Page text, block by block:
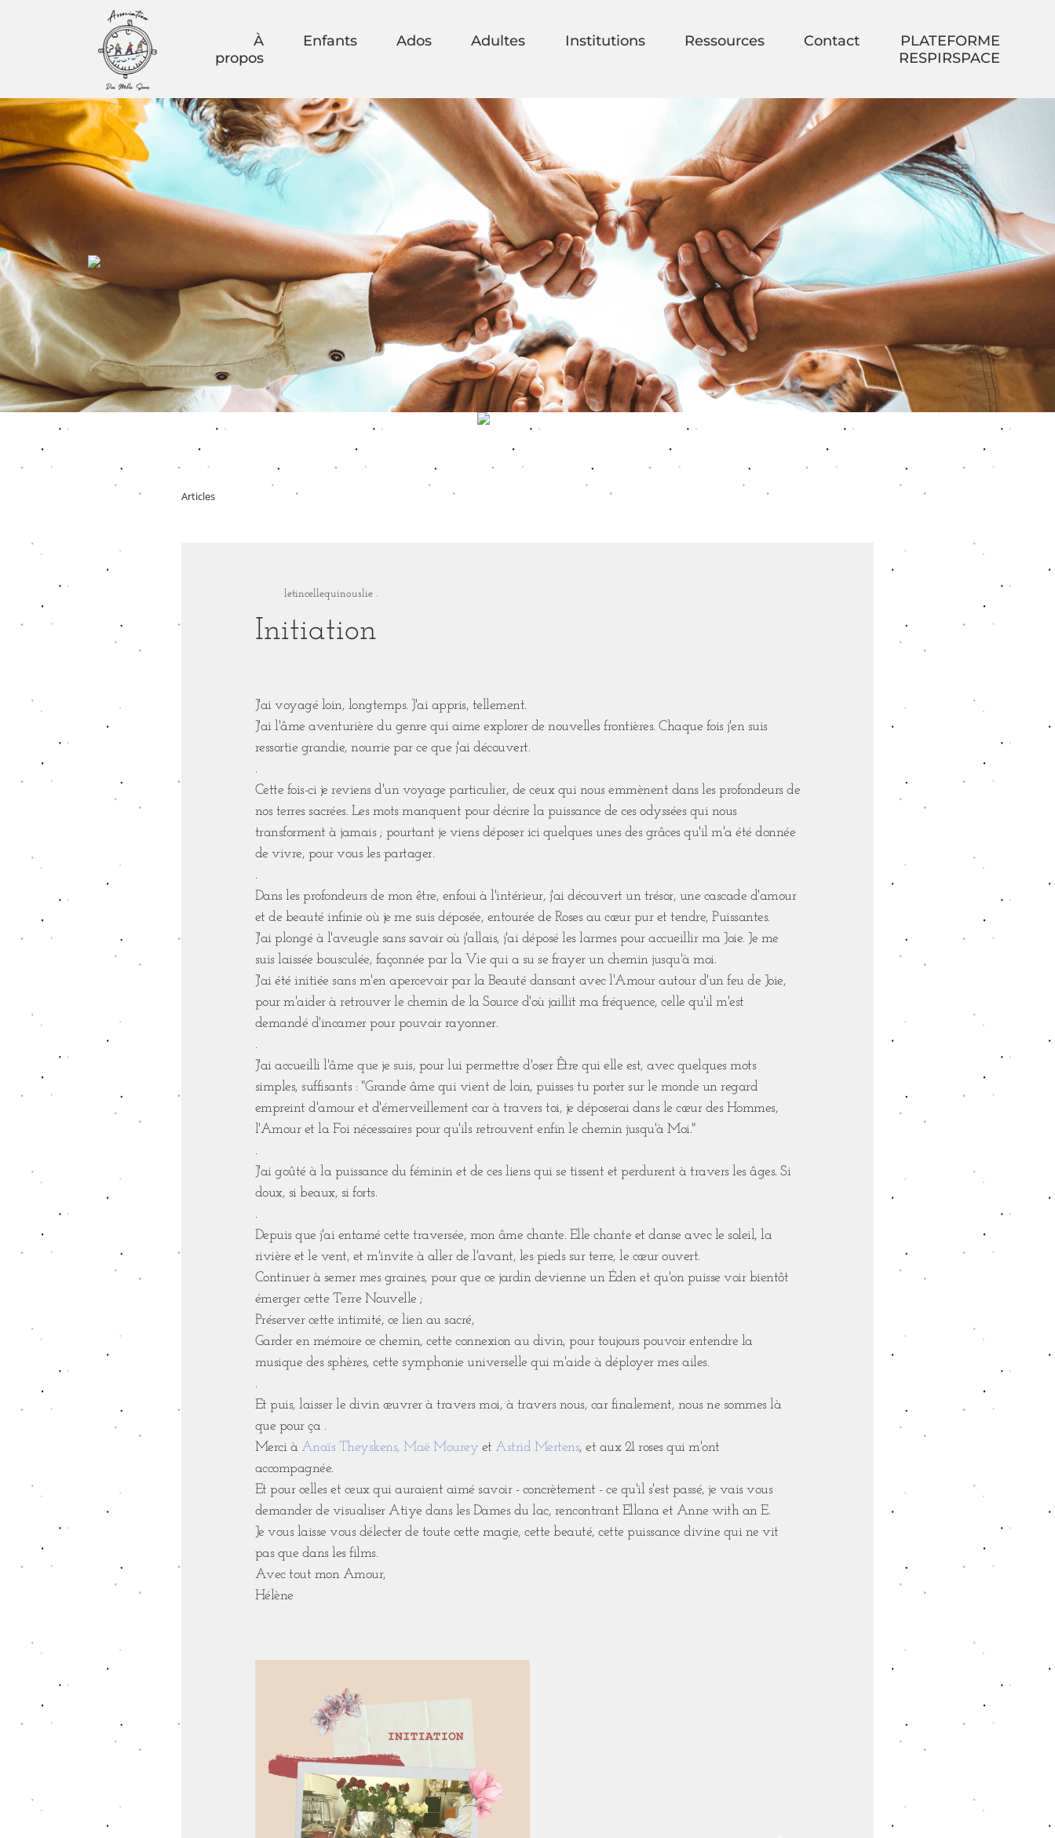
À
propos
Enfants Ados Adultes Institutions Ressources Contact
PLATEFORME
RESPIRSPACE
Articles
letincellequinouslie .
Initiation
J'ai voyagé loin, longtemps. J'ai appris, tellement.
J'ai l'âme aventurière du genre qui aime explorer de nouvelles frontières. Chaque fois j'en suis
ressortie grandie, nourrie par ce que j'ai découvert.
.
Cette fois-ci je reviens d'un voyage particulier, de ceux qui nous emmènent dans les profondeurs de
nos terres sacrées. Les mots manquent pour décrire la puissance de ces odyssées qui nous
transforment à jamais ; pourtant je viens déposer ici quelques unes des grâces qu'il m'a été donnée
de vivre, pour vous les partager.
.
Dans les profondeurs de mon être, enfoui à l'intérieur, j'ai découvert un trésor, une cascade d'amour
et de beauté infinie où je me suis déposée, entourée de Roses au cœur pur et tendre, Puissantes.
J'ai plongé à l'aveugle sans savoir où j'allais, j'ai déposé les larmes pour accueillir ma Joie. Je me
suis laissée bousculée, façonnée par la Vie qui a su se frayer un chemin jusqu'à moi.
J'ai été initiée sans m'en apercevoir par la Beauté dansant avec l'Amour autour d'un feu de Joie,
pour m'aider à retrouver le chemin de la Source d'où jaillit ma fréquence, celle qu'il m'est
demandé d'incarner pour pouvoir rayonner.
.
J'ai accueilli l'âme que je suis, pour lui permettre d'oser Être qui elle est, avec quelques mots
simples, suffisants : "Grande âme qui vient de loin, puisses tu porter sur le monde un regard
empreint d'amour et d'émerveillement car à travers toi, je déposerai dans le cœur des Hommes,
l'Amour et la Foi nécessaires pour qu'ils retrouvent enfin le chemin jusqu'à Moi."
.
J'ai goûté à la puissance du féminin et de ces liens qui se tissent et perdurent à travers les âges. Si
doux, si beaux, si forts.
.
Depuis que j'ai entamé cette traversée, mon âme chante. Elle chante et danse avec le soleil, la
rivière et le vent, et m'invite à aller de l'avant, les pieds sur terre, le cœur ouvert.
Continuer à semer mes graines, pour que ce jardin devienne un Éden et qu'on puisse voir bientôt
émerger cette Terre Nouvelle ;
Préserver cette intimité, ce lien au sacré,
Garder en mémoire ce chemin, cette connexion au divin, pour toujours pouvoir entendre la
musique des sphères, cette symphonie universelle qui m'aide à déployer mes ailes.
.
Et puis, laisser le divin œuvrer à travers moi, à travers nous, car finalement, nous ne sommes là
que pour ça .
Merci à Anaïs Theyskens,Maë Mourey etAstrid Mertens, et aux 21 roses qui m'ont
accompagnée.
Et pour celles et ceux qui auraient aimé savoir - concrètement - ce qu'il s'est passé, je vais vous
demander de visualiser Atiye dans les Dames du lac, rencontrant Ellana et Anne with an E.
Je vous laisse vous délecter de toute cette magie, cette beauté, cette puissance divine qui ne vit
pas que dans les films.
Avec tout mon Amour,
Hélène